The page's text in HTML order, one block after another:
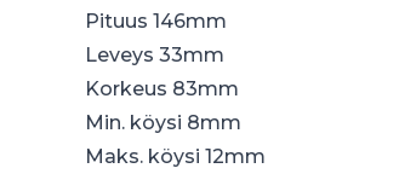
Pituus 146mm
Leveys 33mm
Korkeus 83mm
Min. köysi 8mm
Maks. köysi 12mm